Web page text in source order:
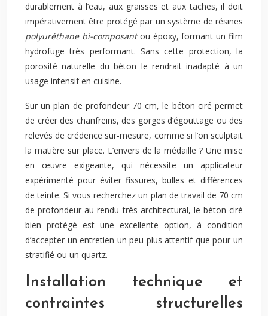
durablement à l’eau, aux graisses et aux taches, il doit
impérativement être protégé par un système de résines
polyuréthane bi-composantou époxy, formant un film
hydrofuge très performant. Sans cette protection, la
porosité naturelle du béton le rendrait inadapté à un
usage intensif en cuisine.
Sur un plan de profondeur 70 cm, le béton ciré permet
de créer des chanfreins, des gorges d’égouttage ou des
relevés de crédence sur-mesure, comme si l’on sculp­tait
la matière sur place. L’envers de la médaille ? Une mise
en œuvre exigeante, qui nécessite un applicateur
expérimenté pour éviter fissures, bulles et différences
de teinte. Si vous recherchez un plan de travail de 70 cm
de profondeur au rendu très architectural, le béton ciré
bien protégé est une excellente option, à condition
d’accepter un entretien un peu plus attentif que pour un
stratifié ou un quartz.
Installation technique et
contraintes structurelles